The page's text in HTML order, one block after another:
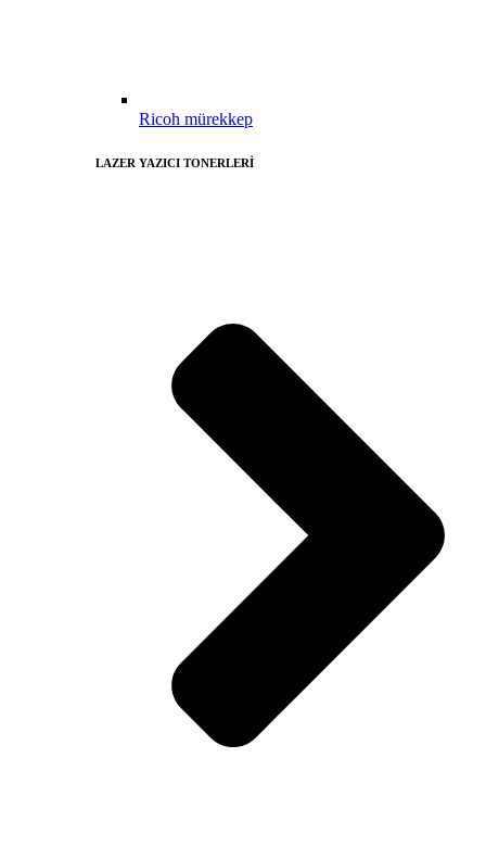
Ricoh mürekkep
LAZER YAZICI TONERLERİ